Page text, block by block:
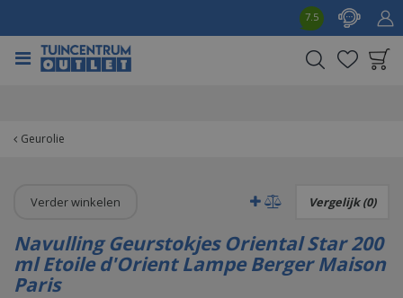
Geurolie
7.5
Verder winkelen Vergelijk (0)
Navulling Geurstokjes Oriental Star 200
ml Etoile d'Orient Lampe Berger Maison
Paris